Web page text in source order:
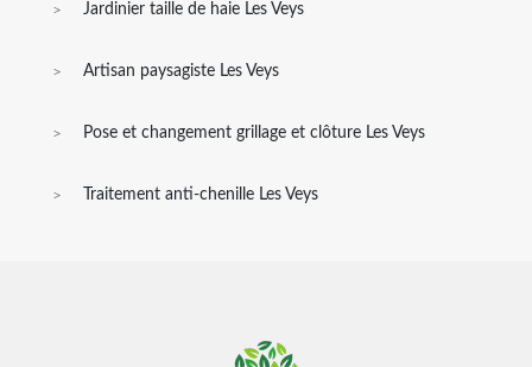
Jardinier taille de haie Les Veys
Artisan paysagiste Les Veys
Pose et changement grillage et clôture Les Veys
Traitement anti-chenille Les Veys